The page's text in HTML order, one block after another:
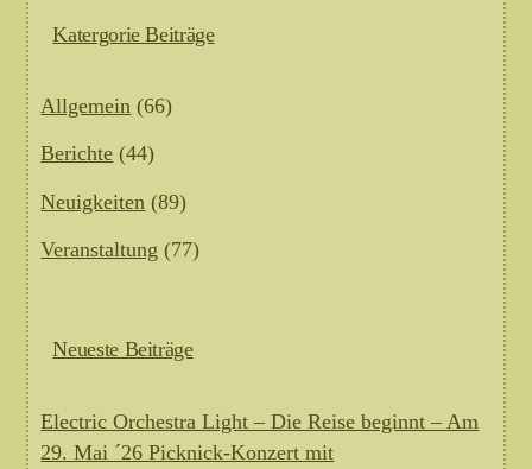
Katergorie Beiträge
Allgemein (66)
Berichte (44)
Neuigkeiten (89)
Veranstaltung (77)
Neueste Beiträge
Electric Orchestra Light – Die Reise beginnt – Am
29. Mai ´26 Picknick-Konzert mit